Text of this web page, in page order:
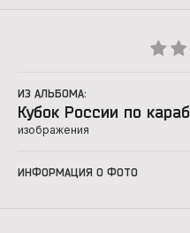
ИЗ АЛЬБОМА:
Кубок России по
изображения
ИНФОРМАЦИЯ О ФОТО